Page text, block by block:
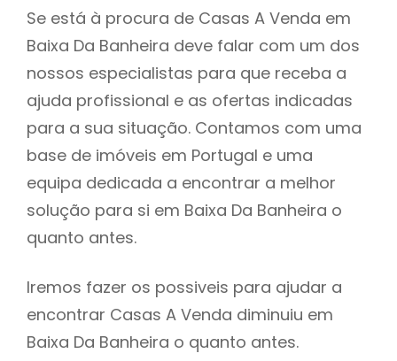
Se está à procura de Casas A Venda em
Baixa Da Banheira deve falar com um dos
nossos especialistas para que receba a
ajuda profissional e as ofertas indicadas
para a sua situação. Contamos com uma
base de imóveis em Portugal e uma
equipa dedicada a encontrar a melhor
solução para si em Baixa Da Banheira o
quanto antes.
Iremos fazer os possiveis para ajudar a
encontrar Casas A Venda diminuiu em
Baixa Da Banheira o quanto antes.